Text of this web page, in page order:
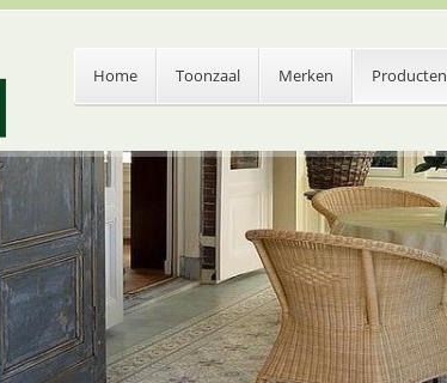
Home Toonzaal Merken Producten